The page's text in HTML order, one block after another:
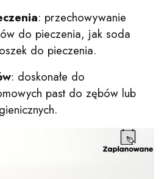
: przechowywanie
do pieczenia, jak soda
do pieczenia.
: doskonałe do
past do zębów lub